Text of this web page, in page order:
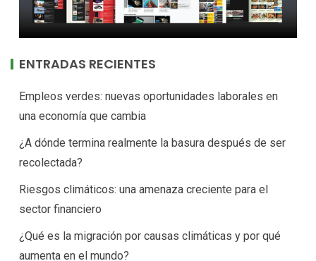
ENTRADAS RECIENTES
Empleos verdes: nuevas oportunidades laborales en
una economía que cambia
¿A dónde termina realmente la basura después de ser
recolectada?
Riesgos climáticos: una amenaza creciente para el
sector financiero
¿Qué es la migración por causas climáticas y por qué
aumenta en el mundo?